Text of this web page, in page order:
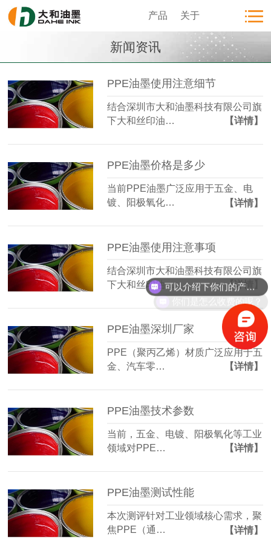
产品 关于
新闻资讯
PPE油墨使用注意细节
结合深圳市大和油墨科技有限公司旗
下大和丝印油…
【详情】
PPE油墨价格是多少
当前PPE油墨广泛应用于五金、电
镀、阳极氧化…
【详情】
PPE油墨使用注意事项
结合深圳市大和油墨科技有限公司旗
下大和丝印油…
【详情】
PPE油墨深圳厂家
PPE（聚丙乙烯）材质广泛应用于五
金、汽车零…
【详情】
PPE油墨技术参数
当前，五金、电镀、阳极氧化等工业
领域对PPE…
【详情】
PPE油墨测试性能
本次测评针对工业领域核心需求，聚
焦PPE（通…
【详情】
可以介绍下你们的产品么？
你们是怎么收费的呢？